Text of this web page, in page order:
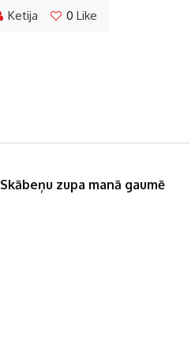
Ketija 0 Like
Skābeņu zupa manā gaumē